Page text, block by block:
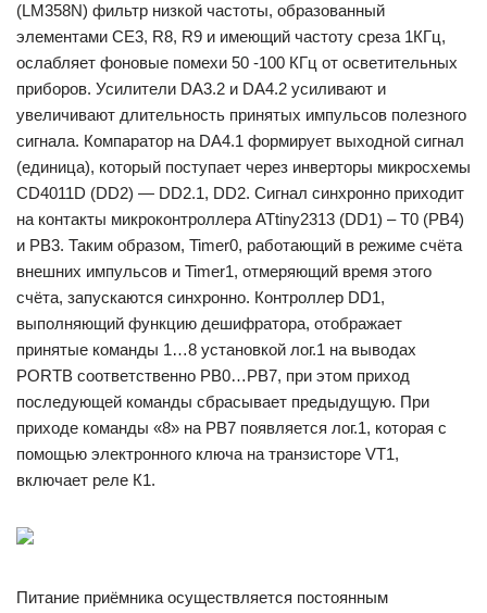
(LM358N) фильтр низкой частоты, образованный
элементами СЕ3, R8, R9 и имеющий частоту среза 1КГц,
ослабляет фоновые помехи 50 -100 КГц от осветительных
приборов. Усилители DA3.2 и DA4.2 усиливают и
увеличивают длительность принятых импульсов полезного
сигнала. Компаратор на DA4.1 формирует выходной сигнал
(единица), который поступает через инверторы микросхемы
CD4011D (DD2) — DD2.1, DD2. Cигнал синхронно приходит
на контакты микроконтроллера ATtiny2313 (DD1) – T0 (PB4)
и РВ3. Таким образом, Timer0, работающий в режиме счёта
внешних импульсов и Timer1, отмеряющий время этого
счёта, запускаются синхронно. Контроллер DD1,
выполняющий функцию дешифратора, отображает
принятые команды 1…8 установкой лог.1 на выводах
PORTB соответственно РВ0…РВ7, при этом приход
последующей команды сбрасывает предыдущую. При
приходе команды «8» на РВ7 появляется лог.1, которая с
помощью электронного ключа на транзисторе VT1,
включает реле К1.
Питание приёмника осуществляется постоянным